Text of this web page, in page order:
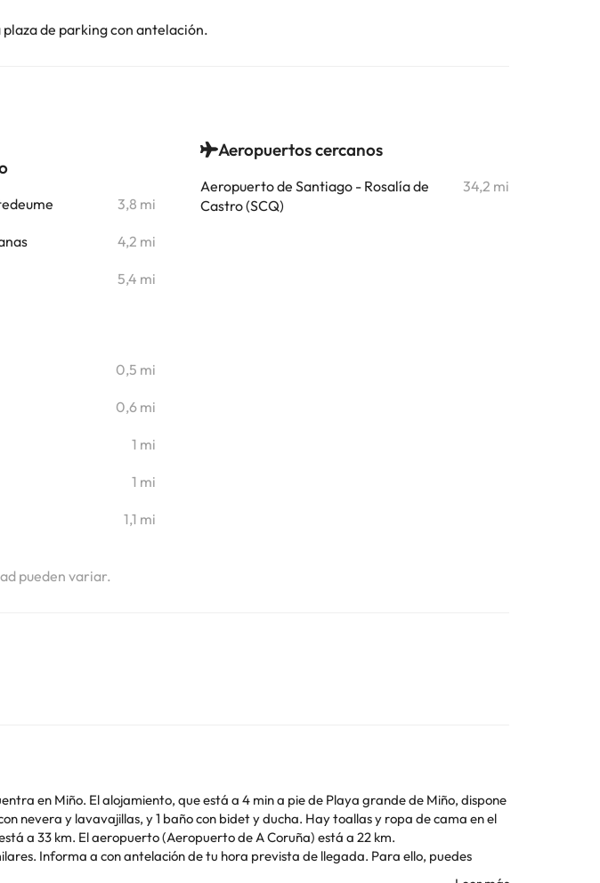
de parking con antelación.
3,8 mi
4,2 mi
5,4 mi
0,5 mi
0,6 mi
1 mi
1 mi
1,1 mi
Aeropuertos cercanos
Aeropuerto de Santiago - Rosalía de
Castro (SCQ)
34,2 mi
pueden variar.
en Miño. El alojamiento, que está a 4 min a pie de Playa grande de Miño, dispone
está a 33 km. El aeropuerto (Aeropuerto de A Coruña) está a 22 km.
Para ello, puedes
con el alojamiento. Los datos de contacto aparecen en la confirmación de